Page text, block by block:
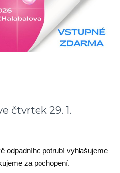
čtvrtek 29. 1.
odpadního potrubí vyhlašujeme
za pochopení.